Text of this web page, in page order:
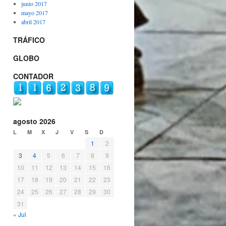
junio 2017
mayo 2017
abril 2017
TRÁFICO
GLOBO
CONTADOR
agosto 2026
L M X J V S D
1
2
3
4 5 6 7 8
9
10
11 12 13 14 15
16
17
18 19 20 21 22
23
24
25 26 27 28 29
30
31
« Jul